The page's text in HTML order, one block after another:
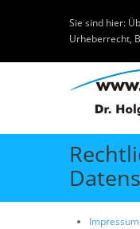
Sie sind hier:
Urheberrecht,
Impressum